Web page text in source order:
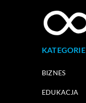
KATEGORIE
BIZNES
EDUKACJA